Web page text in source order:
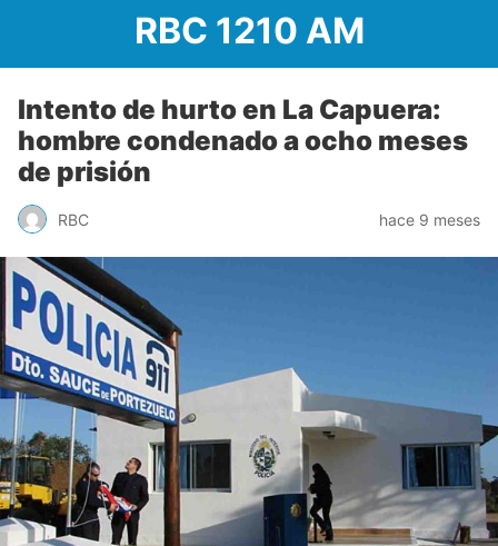
RBC 1210 AM
Intento de hurto en La Capuera:
hombre condenado a ocho meses
de prisión
RBC hace 9 meses